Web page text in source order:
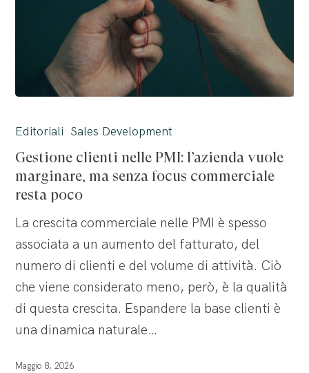
clienti
nelle
PMI:
l’azienda
vuole
marginare,
senza
focus
commerciale
poco
Editoriali Sales Development
Gestione clienti nelle PMI: l’azienda vuole
marginare, ma senza focus commerciale
resta poco
La crescita commerciale nelle PMI è spesso
associata a un aumento del fatturato, del
numero di clienti e del volume di attività. Ciò
che viene considerato meno, però, è la qualità
di questa crescita. Espandere la base clienti è
una dinamica naturale…
Maggio 8, 2026